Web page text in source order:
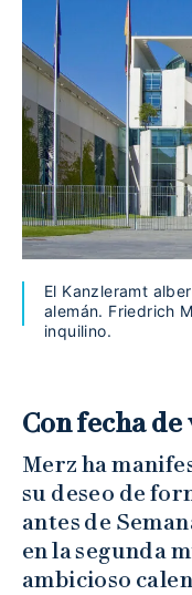
El Kanzleramt
alemán. Friedrich
inquilino.
Con fecha
Merz ha
su deseo de
antes de
en la segunda
ambicioso